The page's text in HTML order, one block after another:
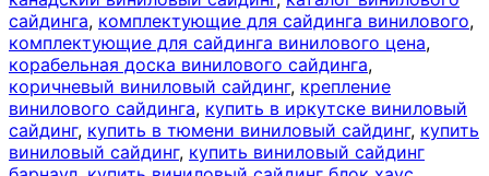
сайдинга, комплектующие для сайдинга винилового,
комплектующие для сайдинга винилового цена,
корабельная доска винилового сайдинга,
коричневый виниловый сайдинг, крепление
винилового сайдинга, купить в иркутске виниловый
сайдинг, купить в тюмени виниловый сайдинг, купить
виниловый сайдинг, купить виниловый сайдинг